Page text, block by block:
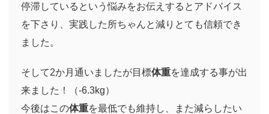
停滞しているという悩みをお伝えするとアドバイス
を下さり、実践した所ちゃんと減りとても信頼でき
ました。
そして2か月通いましたが目標体重を達成する事が出
来ました！（-6.3kg）
今後はこの体重を最低でも維持し、また減らしたい